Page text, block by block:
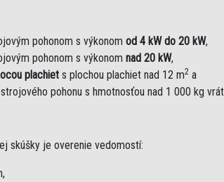
pohonom s výkonom od 4 kW do 20 kW,
pohonom s výkonom nad 20 kW,
plachiet s plochou plachiet nad 12 m2 a
pohonu s hmotnosťou nad 1 000 kg
skúšky je overenie vedomostí: